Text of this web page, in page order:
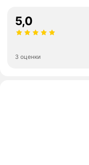
5,0
3 оценки